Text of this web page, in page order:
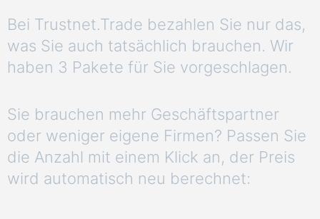
Bei Trustnet.Trade bezahlen Sie nur das,
was Sie auch tatsächlich brauchen. Wir
haben 3 Pakete für Sie vorgeschlagen.
Sie brauchen mehr Geschäftspartner
oder weniger eigene Firmen? Passen Sie
die Anzahl mit einem Klick an, der Preis
wird automatisch neu berechnet: